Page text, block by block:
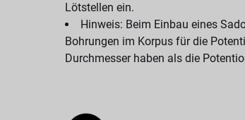
Lötstellen ein.
Hinweis: Beim Einbau eines
Bohrungen im Korpus für die
Durchmesser haben als die